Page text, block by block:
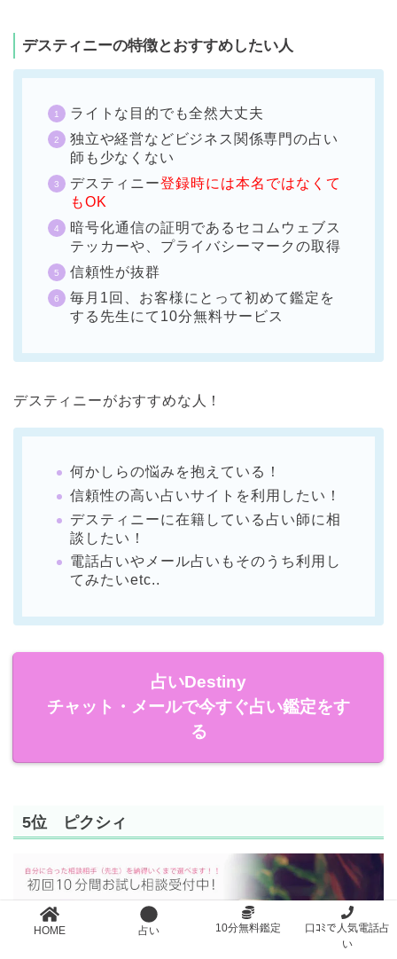
デスティニーの特徴とおすすめしたい人
ライトな目的でも全然大丈夫
独立や経営などビジネス関係専門の占い
師も少なくない
デスティニー登録時には本名ではなくて
もOK
暗号化通信の証明であるセコムウェブス
テッカーや、プライバシーマークの取得
信頼性が抜群
毎月1回、お客様にとって初めて鑑定を
する先生にて10分無料サービス
デスティニーがおすすめな人！
何かしらの悩みを抱えている！
信頼性の高い占いサイトを利用したい！
デスティニーに在籍している占い師に相
談したい！
電話占いやメール占いもそのうち利用し
てみたいetc..
占いDestiny
チャット・メールで今すぐ占い鑑定をす
る
5位 ピクシィ
HOME 占い 10分無料鑑定
口ｺﾐで人気電話占
い